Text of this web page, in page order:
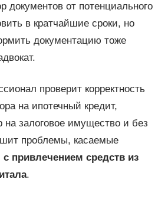
документов от потенциального
в кратчайшие сроки, но
документацию тоже
проверит корректность
на ипотечный кредит,
на залоговое имущество и без
проблемы, касаемые
с привлечением средств из
.